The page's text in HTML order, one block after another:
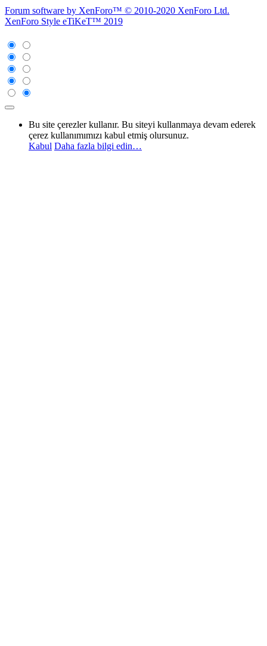
Forum software by XenForo™ © 2010-2020 XenForo Ltd.
XenForo Style eTiKeT™ 2019
Bu site çerezler kullanır. Bu siteyi kullanmaya devam ederek
çerez kullanımımızı kabul etmiş olursunuz.
Kabul Daha fazla bilgi edin…